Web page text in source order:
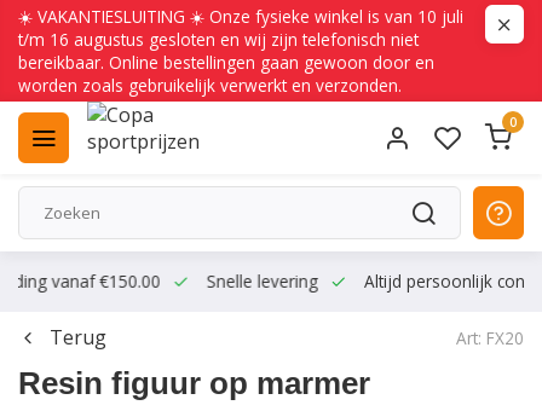
☀️ VAKANTIESLUITING ☀️ Onze fysieke winkel is van 10 juli
t/m 16 augustus gesloten en wij zijn telefonisch niet
bereikbaar. Online bestellingen gaan gewoon door en
worden zoals gebruikelijk verwerkt en verzonden.
0
vanaf €150.00 Snelle levering Altijd persoonlijk
Terug Art: FX20
Resin figuur op marmer